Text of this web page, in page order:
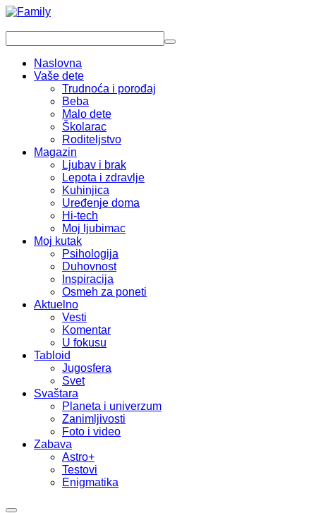
Naslovna
Vaše dete
Trudnoća i porođaj
Beba
Malo dete
Školarac
Roditeljstvo
Magazin
Ljubav i brak
Lepota i zdravlje
Kuhinjica
Uređenje doma
Hi-tech
Moj ljubimac
Moj kutak
Psihologija
Duhovnost
Inspiracija
Osmeh za poneti
Aktuelno
Vesti
Komentar
U fokusu
Tabloid
Jugosfera
Svet
Svaštara
Planeta i univerzum
Zanimljivosti
Foto i video
Zabava
Astro+
Testovi
Enigmatika